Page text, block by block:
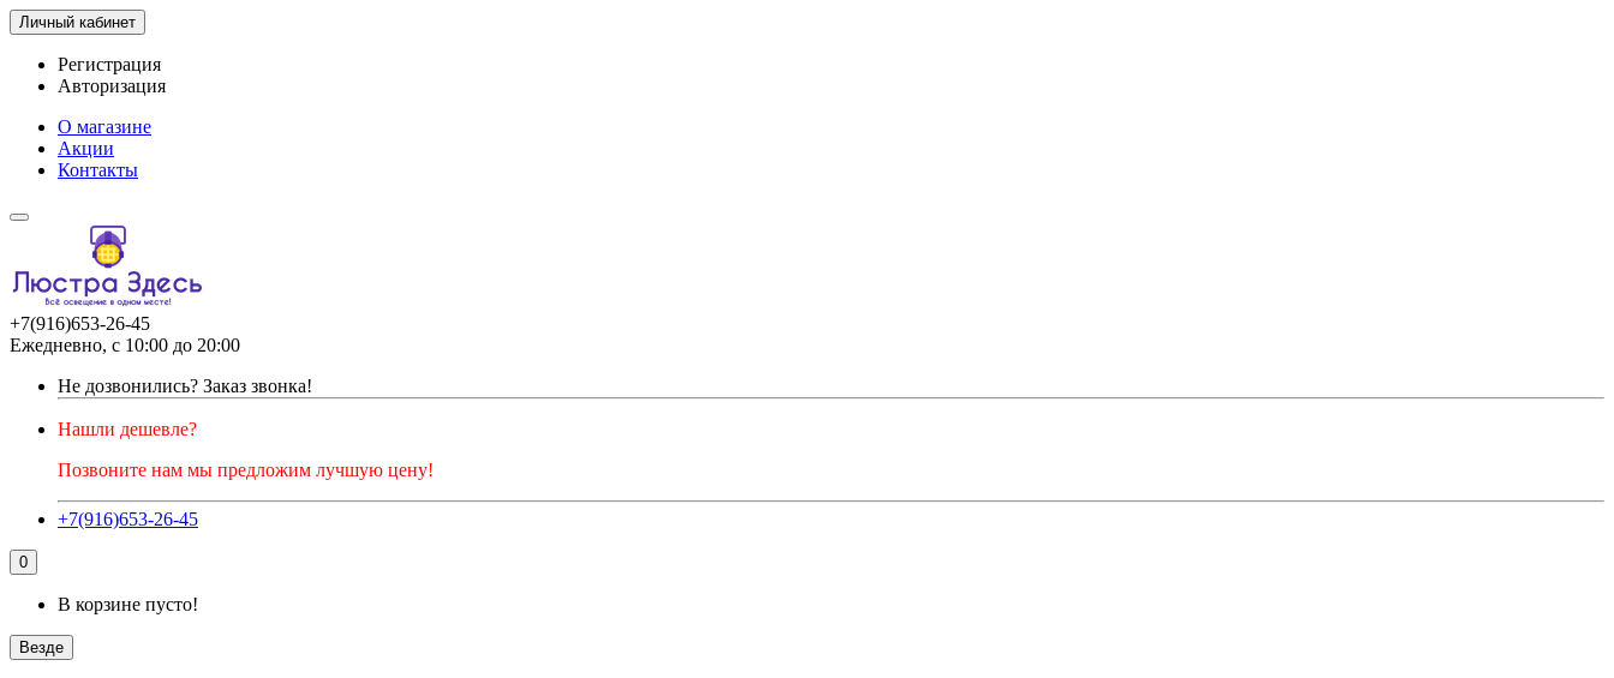
Личный кабинет
Регистрация
Авторизация
О магазине
Акции
Контакты
+7(916)653-26-45
Ежедневно, с 10:00 до 20:00
Не дозвонились? Заказ звонка!
Нашли дешевле?
Позвоните нам мы предложим лучшую цену!
+7(916)653-26-45
0
В корзине пусто!
Везде